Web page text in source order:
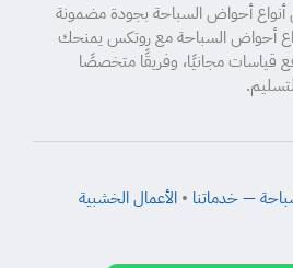
أحواض السباحة بجودة مضمونة
أحواض السباحة مع روتكس يمنحك
25 سنة، ورفع قياسات مجانيًا، وفريقًا متخصصًا
— خدماتنا • الأعمال الخشبية